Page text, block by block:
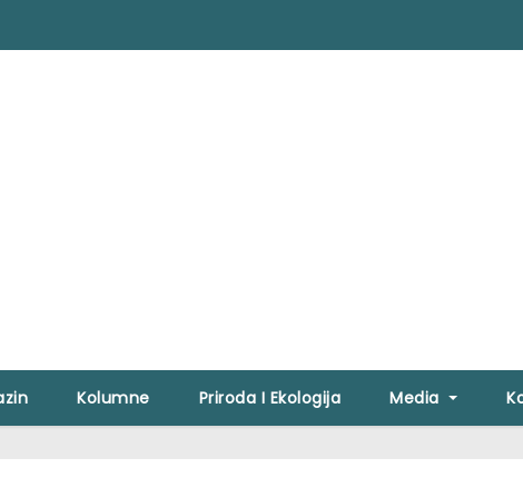
Kolumne Priroda I Ekologija Media